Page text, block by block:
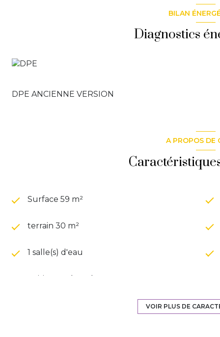
BILAN
Diagnostics
DPE ANCIENNE VERSION
A PROPOS DE
Surface 59 m²
terrain 30 m²
1 salle(s) d'eau
cuisine aménagée
VOIR PLUS DE